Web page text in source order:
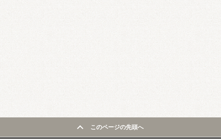
このページの先頭へ